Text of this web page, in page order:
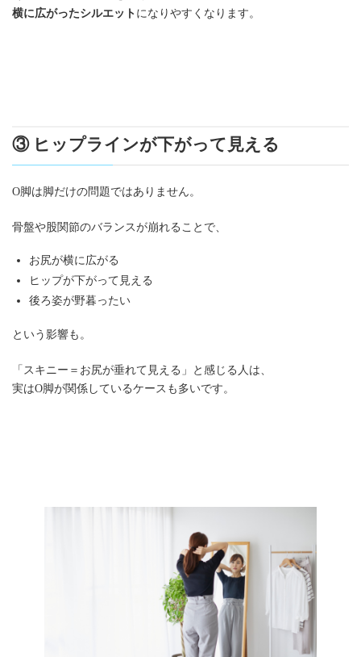
横に広がったシルエット になりやすくなります。
③ ヒップラインが下がって見える
O脚は脚だけの問題ではありません。
骨盤や股関節のバランスが崩れることで、
お尻が横に広がる
ヒップが下がって見える
後ろ姿が野暮ったい
という影響も。
「スキニー＝お尻が垂れて見える」と感じる人は、
実はO脚が関係しているケースも多いです。